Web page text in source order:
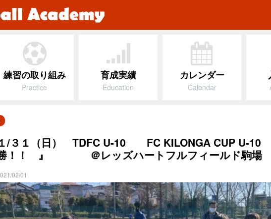
練習の取り組み
Practice
育成実績
Education
カレンダー
Calendar
/３１（日） TDFC U-10 FC KILONGA CUP U-
！！ 』 ＠レッズハートフルフィールド駒場
02/01